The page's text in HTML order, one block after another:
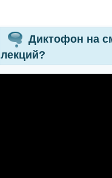
Диктофон на
лекций?